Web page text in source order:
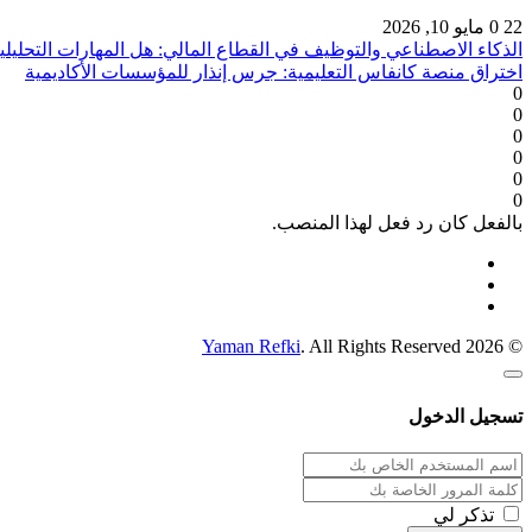
22
0 مايو 10, 2026
الذكاء الاصطناعي والتوظيف في القطاع المالي: هل المهارات
اختراق منصة كانفاس التعليمية: جرس إنذار للمؤسسات الأكاديمية
0
0
0
0
0
0
بالفعل كان رد فعل لهذا المنصب.
© 2026
Yaman Refki. All Rights Reserved
تسجيل الدخول
تذكر لي